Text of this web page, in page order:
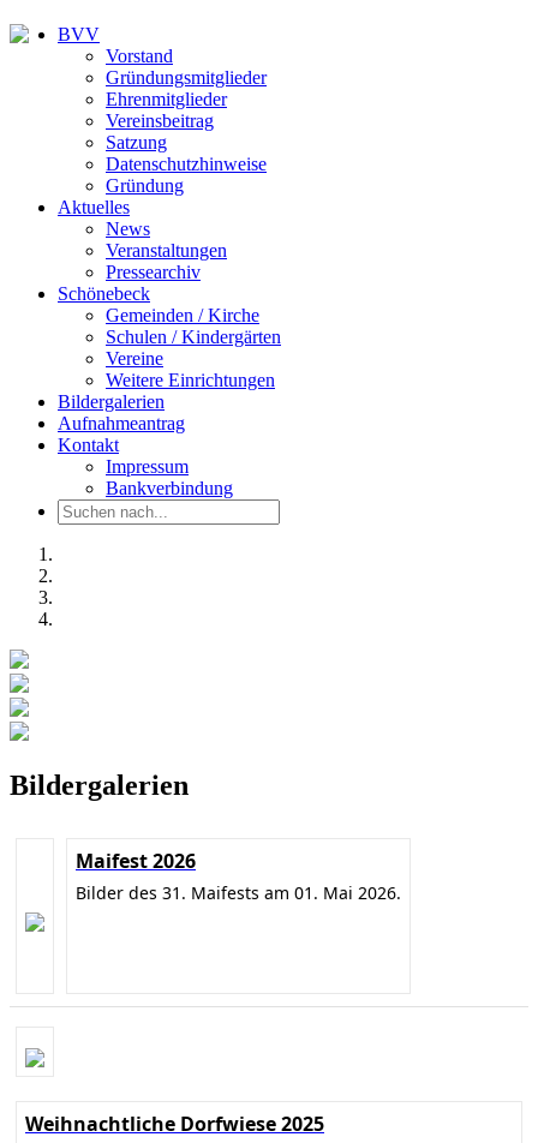
BVV
Vorstand
Gründungsmitglieder
Ehrenmitglieder
Vereinsbeitrag
Satzung
Datenschutzhinweise
Gründung
Aktuelles
News
Veranstaltungen
Pressearchiv
Schönebeck
Gemeinden / Kirche
Schulen / Kindergärten
Vereine
Weitere Einrichtungen
Bildergalerien
Aufnahmeantrag
Kontakt
Impressum
Bankverbindung
Bildergalerien
Maifest 2026
Bilder des 31. Maifests am 01. Mai 2026.
Weihnachtliche Dorfwiese 2025